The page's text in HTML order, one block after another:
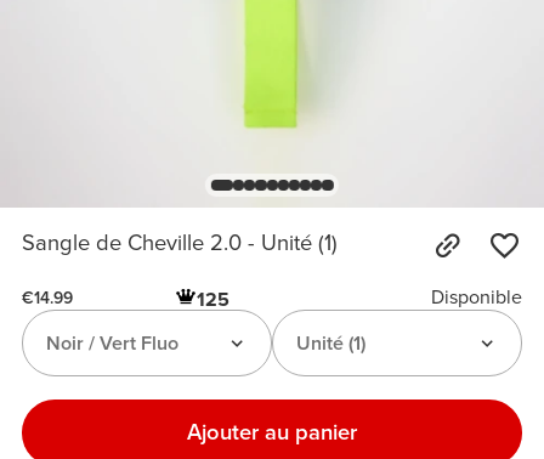
Sangle de Cheville 2.0 - Unité (1)
€14.99 125
Disponible
Unité (1)
Noir / Vert Fluo
Ajouter au panier